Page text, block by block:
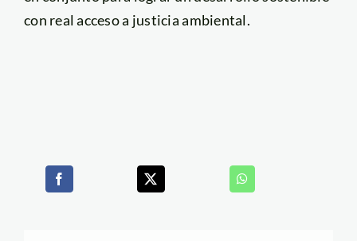
con real acceso a justicia ambiental.